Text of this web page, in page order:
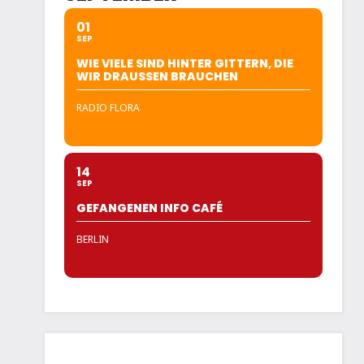
01
SEP
WIE VIELE SIND HINTER GITTERN, DIE
WIR DRAUSSEN BRAUCHEN
RADIO FLORA
14
SEP
GEFANGENEN INFO CAFÉ
BERLIN